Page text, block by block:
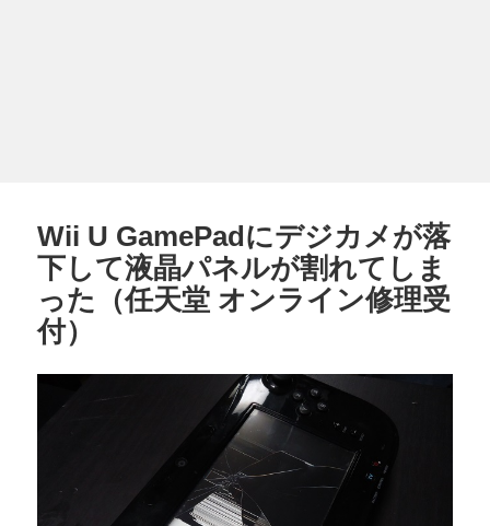
Wii U GamePadにデジカメが落
下して液晶パネルが割れてしま
った（任天堂 オンライン修理受
付）